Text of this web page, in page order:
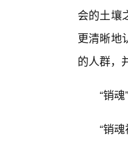
会的土壤
更清晰地
的人群，
“销
“销